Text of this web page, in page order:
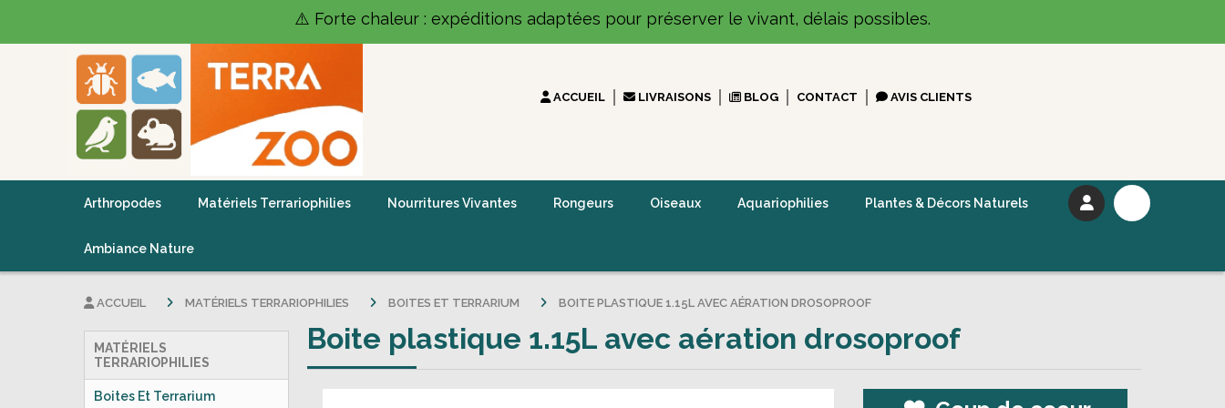
⚠️ Forte chaleur : expéditions adaptées pour préserver le vivant, délais possibles.
ACCUEIL LIVRAISONS BLOG CONTACT AVIS CLIENTS
Arthropodes Matériels Terrariophilies Nourritures Vivantes Rongeurs Oiseaux Aquariophilies Plantes & Décors Naturels
Ambiance Nature
MATÉRIELS
TERRARIOPHILIES
Boites Et Terrarium
ACCUEIL MATÉRIELS TERRARIOPHILIES BOITES ET TERRARIUM BOITE PLASTIQUE 1.15L AVEC AÉRATION DROSOPROOF
Boite plastique 1.15L avec aération drosoproof